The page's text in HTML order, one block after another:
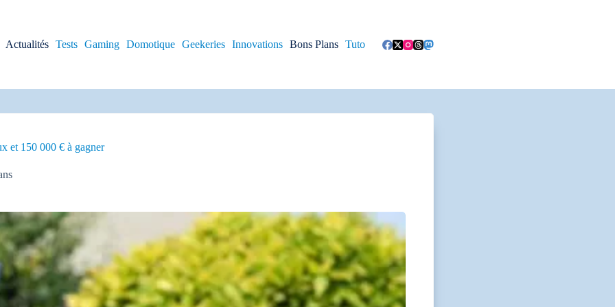
Actualités Tests Gaming Domotique Geekeries Innovations Bons Plans Tuto
et 150 000 € à gagner